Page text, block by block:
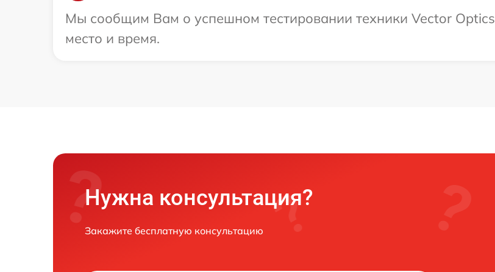
Мы сообщим Вам о успешном тестировании техники Vector
место и время.
Нужна консультация?
Закажите бесплатную консультацию